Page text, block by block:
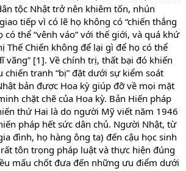
tộc Nhật trở nên khiêm tốn, nhún
tiếp vì có lẽ họ không có “chiến thắng
có thể “vênh váo” với thế giới, và quá khứ
Thế Chiến không để lại gì để họ có thể
vãng” [1]. Về chính trị, thất bại đó khiến
chiến tranh “bị” đặt dưới sự kiểm soát
bản được Hoa kỳ giúp đỡ về mọi mặt
chặt chẽ của Hoa kỳ. Bản Hiến pháp
thứ Hai là do người Mỹ viết năm 1946
pháp hết sức dân chủ. Người Nhật, từ
đình, họ hàng ông ta) đến cậu học sinh
tôn trọng pháp luật và thực hiện đúng
mấu chốt đưa đến những ưu điểm dưới